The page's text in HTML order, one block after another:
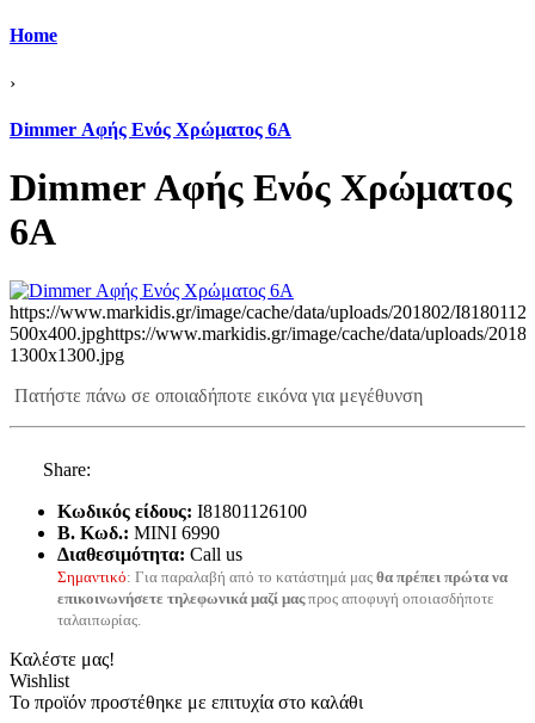
Home
›
Dimmer Αφής Ενός Χρώματος 6A
Dimmer Αφής Ενός Χρώματος
6A
https://www.markidis.gr/image/cache/data/uploads/201802/
500x400.jpghttps://www.markidis.gr/image/cache/data/uploads/
1300x1300.jpg
Πατήστε πάνω σε οποιαδήποτε εικόνα για μεγέθυνση
Share:
Κωδικός είδους: I81801126100
B. Κωδ.: MINI 6990
Διαθεσιμότητα: Call us
Σημαντικό: Για παραλαβή από το κατάστημά μας θα πρέπει πρώτα να
επικοινωνήσετε τηλεφωνικά μαζί μαςπρος αποφυγή οποιασδήποτε
ταλαιπωρίας.
Καλέστε μας!
Wishlist
Το προϊόν προστέθηκε με επιτυχία στο καλάθι